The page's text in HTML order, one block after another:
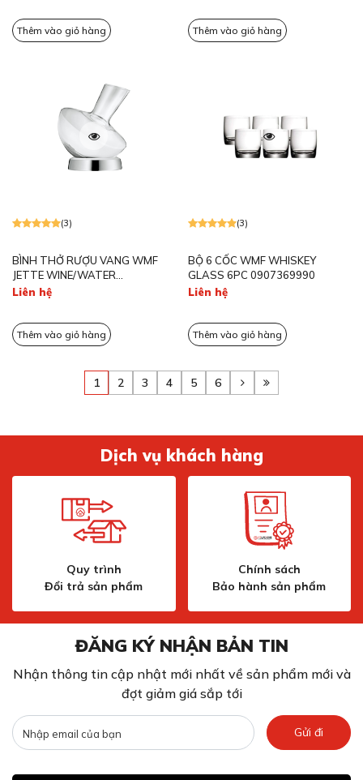
Thêm vào giỏ hàng Thêm vào giỏ hàng
(3)
BÌNH THỞ RƯỢU VANG WMF
JETTE WINE/WATER
DECANTER 0947712000
Liên hệ
Thêm vào giỏ hàng
(3)
BỘ 6 CỐC WMF WHISKEY
GLASS 6PC 0907369990
Liên hệ
Thêm vào giỏ hàng
1 2 3 4 5 6
Dịch vụ khách hàng
Quy trình
Đổi trả sản phẩm
Chính sách
Bảo hành sản phẩm
ĐĂNG KÝ NHẬN BẢN TIN
Nhận thông tin cập nhật mới nhất về sản phẩm mới và
đợt giảm giá sắp tới
Gửi đi